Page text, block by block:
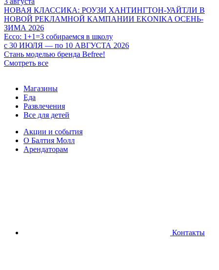
НОВАЯ КЛАССИКА: РОУЗИ ХАНТИНГТОН-УАЙТЛИ В
НОВОЙ РЕКЛАМНОЙ КАМПАНИИ EKONIKA ОСЕНЬ-
ЗИМА 2026
Ecco: 1+1=3 собираемся в школу
c 30 ИЮЛЯ — по 10 АВГУСТА 2026
Стань моделью бренда Befree!
Смотреть все
Магазины
Еда
Развлечения
Все для детей
Акции и события
О Балтия Молл
Арендаторам
Контакты